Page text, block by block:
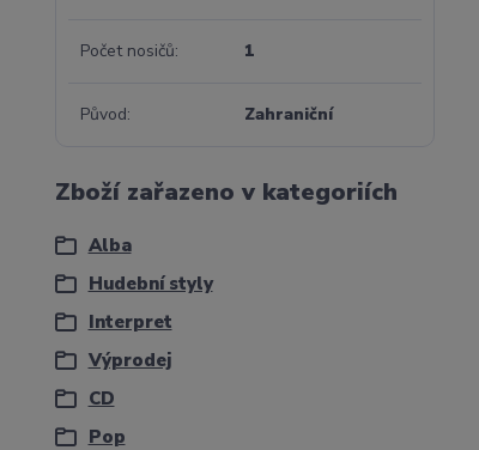
Počet nosičů 1
Původ Zahraniční
Zboží zařazeno v kategoriích
Alba
Hudební styly
Interpret
Výprodej
CD
Pop